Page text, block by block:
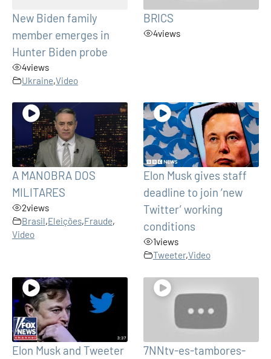
New Biden family
member emerges in
Hunter Biden probe
4views
Ukraine,Video
BRICS
4views
A MANOBRA DOS
MILITARES
2views
Brasil,Eleições,Fraude,
Video
Elon Musk gives staff
deadline to join ‘new
Twitter’ working
conditions
1views
Tweeter,Video
Elon Musk and Tweeter
7NNtv-es-tambores-